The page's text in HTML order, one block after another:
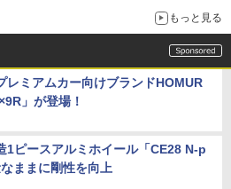
もっと見る
レミアムカー向けブランドHOMUR
」が登場！
1ピースアルミホイール「CE28 N-p
ままに剛性を向上